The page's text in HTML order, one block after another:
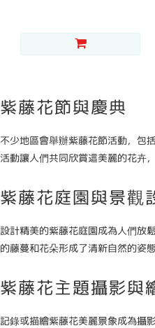
紫藤花節與慶典
不少地區會舉辦紫藤花節活動，包
活動讓人們共同欣賞這美麗的花卉
紫藤花庭園與景觀
設計精美的紫藤花庭園成為人們放
的藤蔓和花朵形成了清新自然的姿
紫藤花主題攝影與
記錄或描繪紫藤花美麗景象成為攝